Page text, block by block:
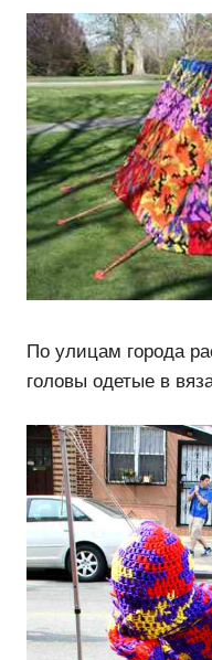
По улицам города
головы одетые в